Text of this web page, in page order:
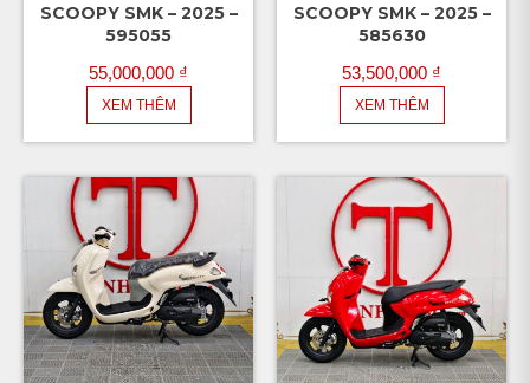
SCOOPY SMK – 2025 –
595055
55,000,000 ₫
XEM THÊM
SCOOPY SMK – 2025 –
585630
53,500,000 ₫
XEM THÊM